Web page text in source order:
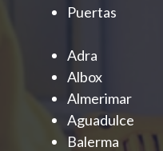
Puertas
Adra
Albox
Almerimar
Aguadulce
Balerma